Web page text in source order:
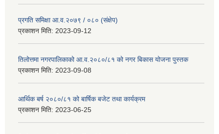
प्रगति समिक्षा आ.व.२०७९ / ०८० (संक्षेप)
प्रकाशन मिति: 2023-09-12
तिलोत्तमा नगरपालिकाको आ.व.२०८०/८१ को नगर बिकास योजना पुस्तक
प्रकाशन मिति: 2023-09-08
आर्थिक बर्ष २०८०/८१ को बार्षिक बजेट तथा कार्यक्रम
प्रकाशन मिति: 2023-06-25